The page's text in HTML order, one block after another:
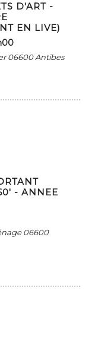
D'ART -
EN LIVE)
06600 Antibes
- ANNEE
06600